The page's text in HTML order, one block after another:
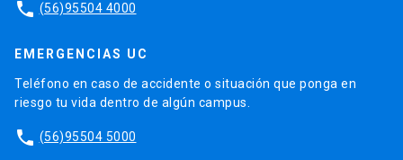
phone (56)95504 4000
EMERGENCIAS UC
Teléfono en caso de accidente o situación que ponga en
riesgo tu vida dentro de algún campus.
phone (56)95504 5000